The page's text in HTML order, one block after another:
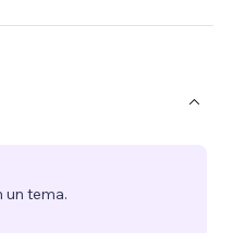
un tema.